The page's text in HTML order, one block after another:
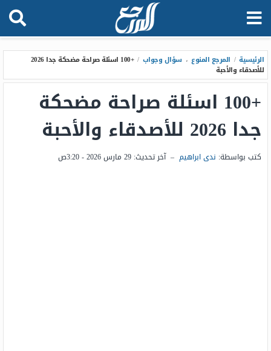
الرئيسية / المرجع المنوع ، سؤال وجواب /
+100 اسئلة صراحة مضحكة جدا 2026
للأصدقاء والأحبة
+100 اسئلة صراحة مضحكة
جدا 2026 للأصدقاء والأحبة
كتب بواسطة: ندى ابراهيم – آخر تحديث: 29 مارس 2026 - 3:20ص